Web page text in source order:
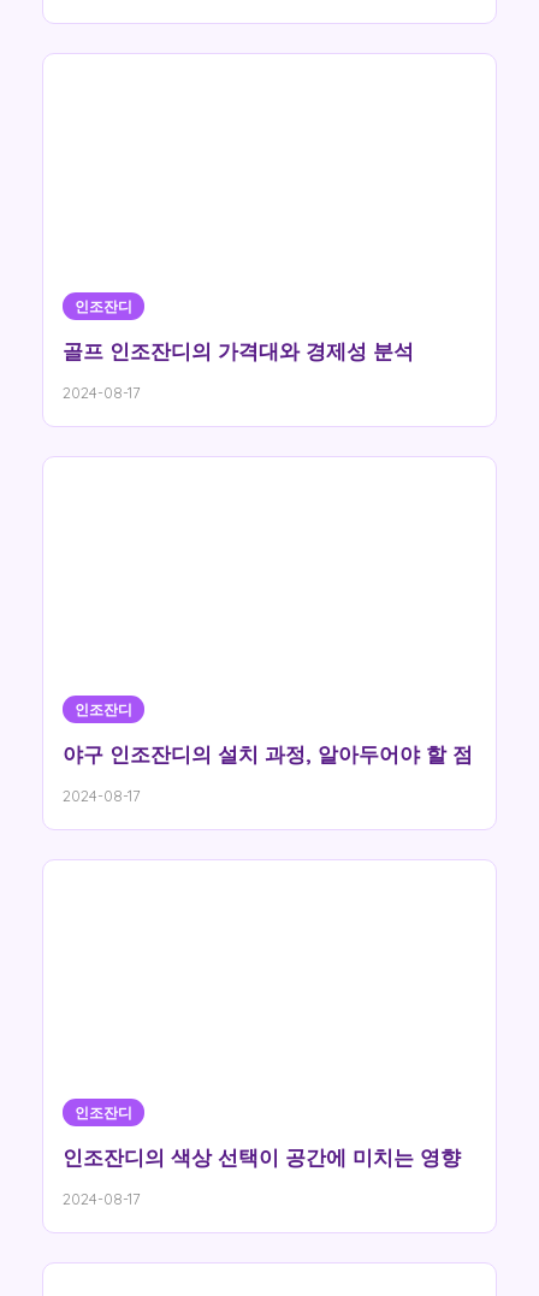
인조잔디
골프 인조잔디의 가격대와 경제성 분석
2024-08-17
인조잔디
야구 인조잔디의 설치 과정, 알아두어야 할 점
2024-08-17
인조잔디
인조잔디의 색상 선택이 공간에 미치는 영향
2024-08-17